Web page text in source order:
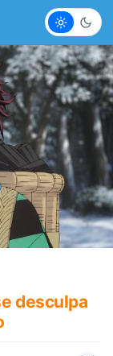
Claro
desculpa